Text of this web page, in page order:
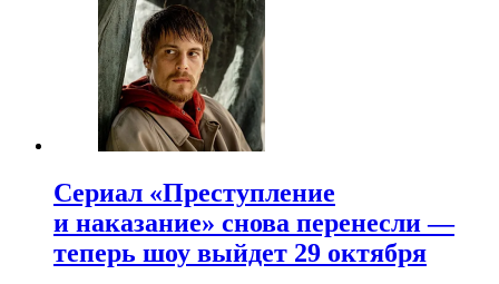
Сериал «Преступление
и наказание» снова перенесли —
теперь шоу выйдет 29 октября